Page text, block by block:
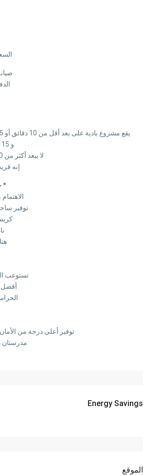
السعر
صيانة 799,200 على
يقع مشروع بادية على بعد أقل من 10 دقائق أو 15 دقيقة من وسط مدينة 6 أكتوبر والتي تعتبر من أهم المناطق الراقية
و 15 دقيقة من أهرامات الجيزة
لا يبعد أكثر من 30 كيلومترا عن قلب العاصمة القاهرة
إنه
*
توفير
تستوعب
أفضل
توفير أعلى درجة من
مدرستان
Energy Savings
الموقع